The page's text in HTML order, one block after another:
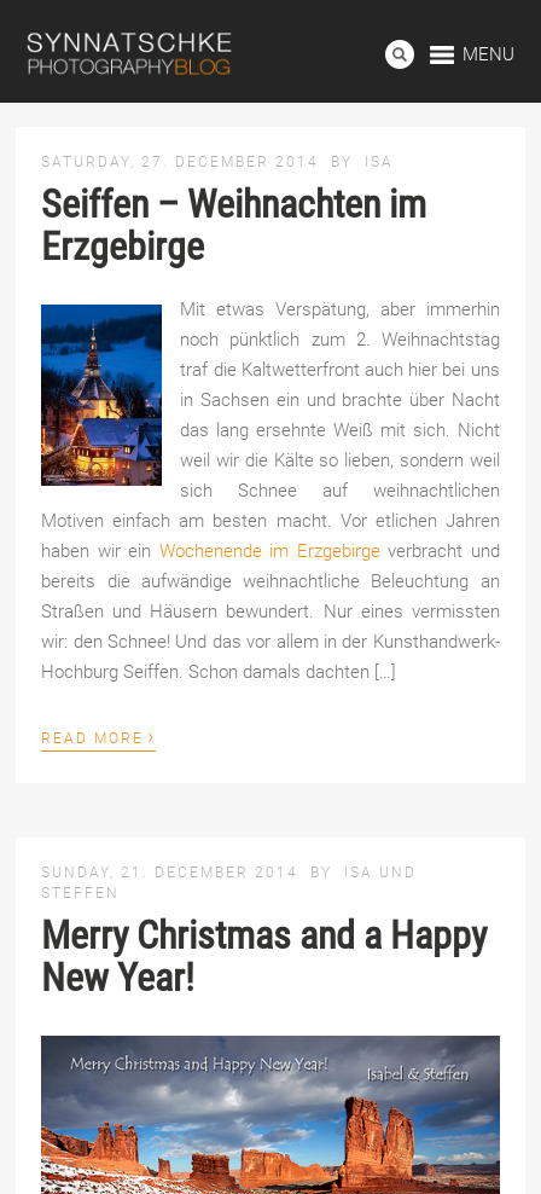
MENU
SATURDAY, 27. DECEMBER 2014 BY ISA
Seiffen – Weihnachten im
Erzgebirge
Mit etwas Verspätung, aber immerhin
noch pünktlich zum 2. Weihnachtstag
traf die Kaltwetterfront auch hier bei uns
in Sachsen ein und brachte über Nacht
das lang ersehnte Weiß mit sich. Nicht
weil wir die Kälte so lieben, sondern weil
sich Schnee auf weihnachtlichen
Motiven einfach am besten macht. Vor etlichen Jahren
haben wir ein Wochenende im Erzgebirgeverbracht und
bereits die aufwändige weihnachtliche Beleuchtung an
Straßen und Häusern bewundert. Nur eines vermissten
wir: den Schnee! Und das vor allem in der Kunsthandwerk-
Hochburg Seiffen. Schon damals dachten […]
READ MORE ›
SUNDAY, 21. DECEMBER 2014 BY
ISA UND
STEFFEN
Merry Christmas and a Happy
New Year!